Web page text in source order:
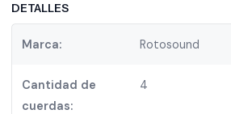
DETALLES
Marca: Rotosound
Cantidad de
cuerdas:
4